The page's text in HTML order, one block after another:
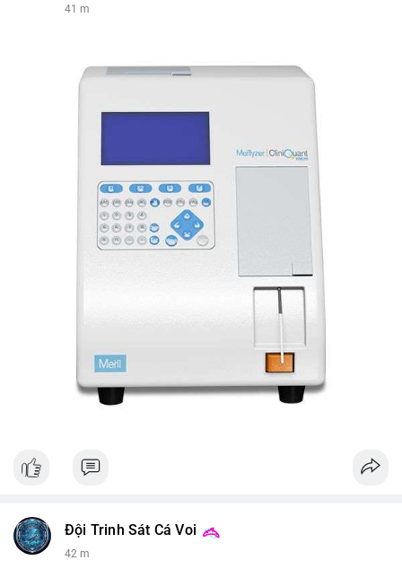
41 m
Đội Trinh Sát Cá Voi
42 m